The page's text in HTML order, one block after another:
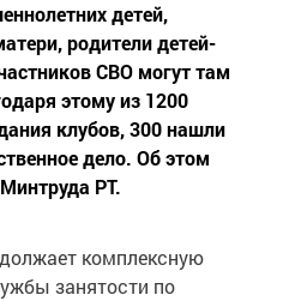
детей,
родители детей-
СВО могут там
этому из 1200
клубов, 300 нашли
дело. Об этом
РТ.
комплексную
занятости по